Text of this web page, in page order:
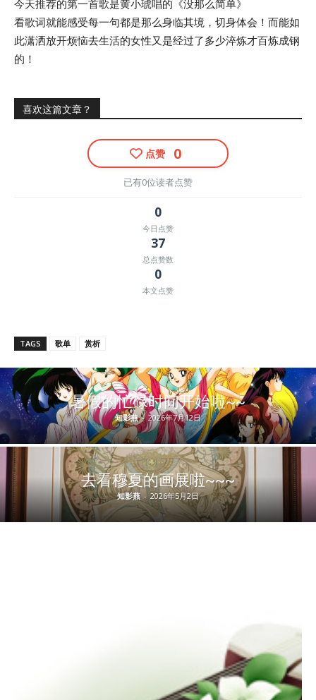
今天推荐的第一首歌是黄小琥唱的《没那么简单》
看歌词就能感受每一句都是那么身临其境，切身体会！而能如
此潇洒放开烦恼去生活的女性又是经过了多少淬炼才百炼成钢
的！
喜欢这篇文章？
点赞 0
已有0位读者点赞
0
今日点赞
37
总点赞数
0
本文点赞
TAGS 歌单 赏析
暑假的忙碌时间开始啦~~
知影燕 - 2026年7月12日
去看穆夏的画展啦~~~
知影燕 - 2026年5月2日